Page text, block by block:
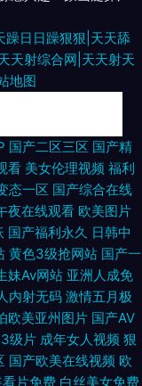
躁日日躁狠狠|天天舔
天射综合网|天天射天
地图
国黄色 三级av片在线看
综合影院 麻豆MV免费
www9玖玖 a片网站免
免费在线 草莓视频深夜
国产二区三区 国产精
看 美女伦理视频 福利
态一区 国产综合在线
夜在线观看 欧美图片
国产福利永久 日韩中
黄色3级抢网站 国产一
妹Av网站 亚洲人成免
内射无码 激情五月极
欧美亚州图片 国产AV
级片 成年女人视频 狠
国产欧美在线视频 欧
片免费 白丝美女免费